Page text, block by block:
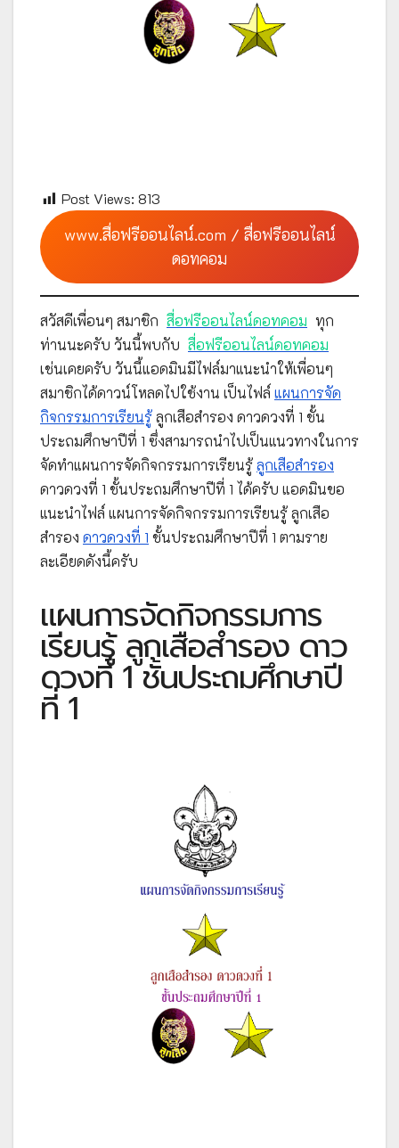
Post Views: 813
www.สื่อฟรีออนไลน์.com / สื่อฟรีออนไลน์
ดอทคอม
สวัสดีเพื่อนๆ สมาชิก สื่อฟรีออนไลน์ดอทคอม ทุก
ท่านนะครับ วันนี้พบกับ สื่อฟรีออนไลน์ดอทคอม
เช่นเคยครับ วันนี้แอดมินมีไฟล์มาแนะนำให้เพื่อนๆ
สมาชิกได้ดาวน์โหลดไปใช้งาน เป็นไฟล์ แผนการจัด
กิจกรรมการเรียนรู้ลูกเสือสำรอง ดาวดวงที่ 1 ชั้น
ประถมศึกษาปีที่ 1 ซึ่งสามารถนำไปเป็นแนวทางในการ
จัดทำแผนการจัดกิจกรรมการเรียนรู้ลูกเสือสำรอง
ดาวดวงที่ 1 ชั้นประถมศึกษาปีที่ 1 ได้ครับ แอดมินขอ
แนะนำไฟล์ แผนการจัดกิจกรรมการเรียนรู้ ลูกเสือ
สำรอง ดาวดวงที่ 1 ชั้นประถมศึกษาปีที่ 1 ตามราย
ละเอียดดังนี้ครับ
แผนการจัดกิจกรรมการ
เรียนรู้ ลูกเสือสำรอง ดาว
ดวงที่ 1 ชั้นประถมศึกษาปี
ที่ 1